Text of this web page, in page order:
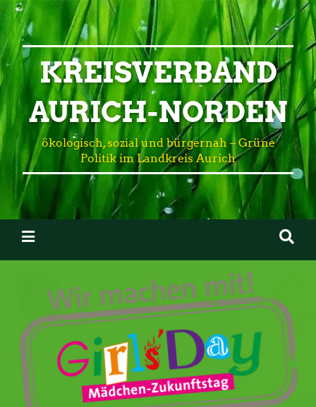
KREISVERBAND
AURICH-NORDEN
ökologisch, sozial und bürgernah – Grüne
Politik im Landkreis Aurich